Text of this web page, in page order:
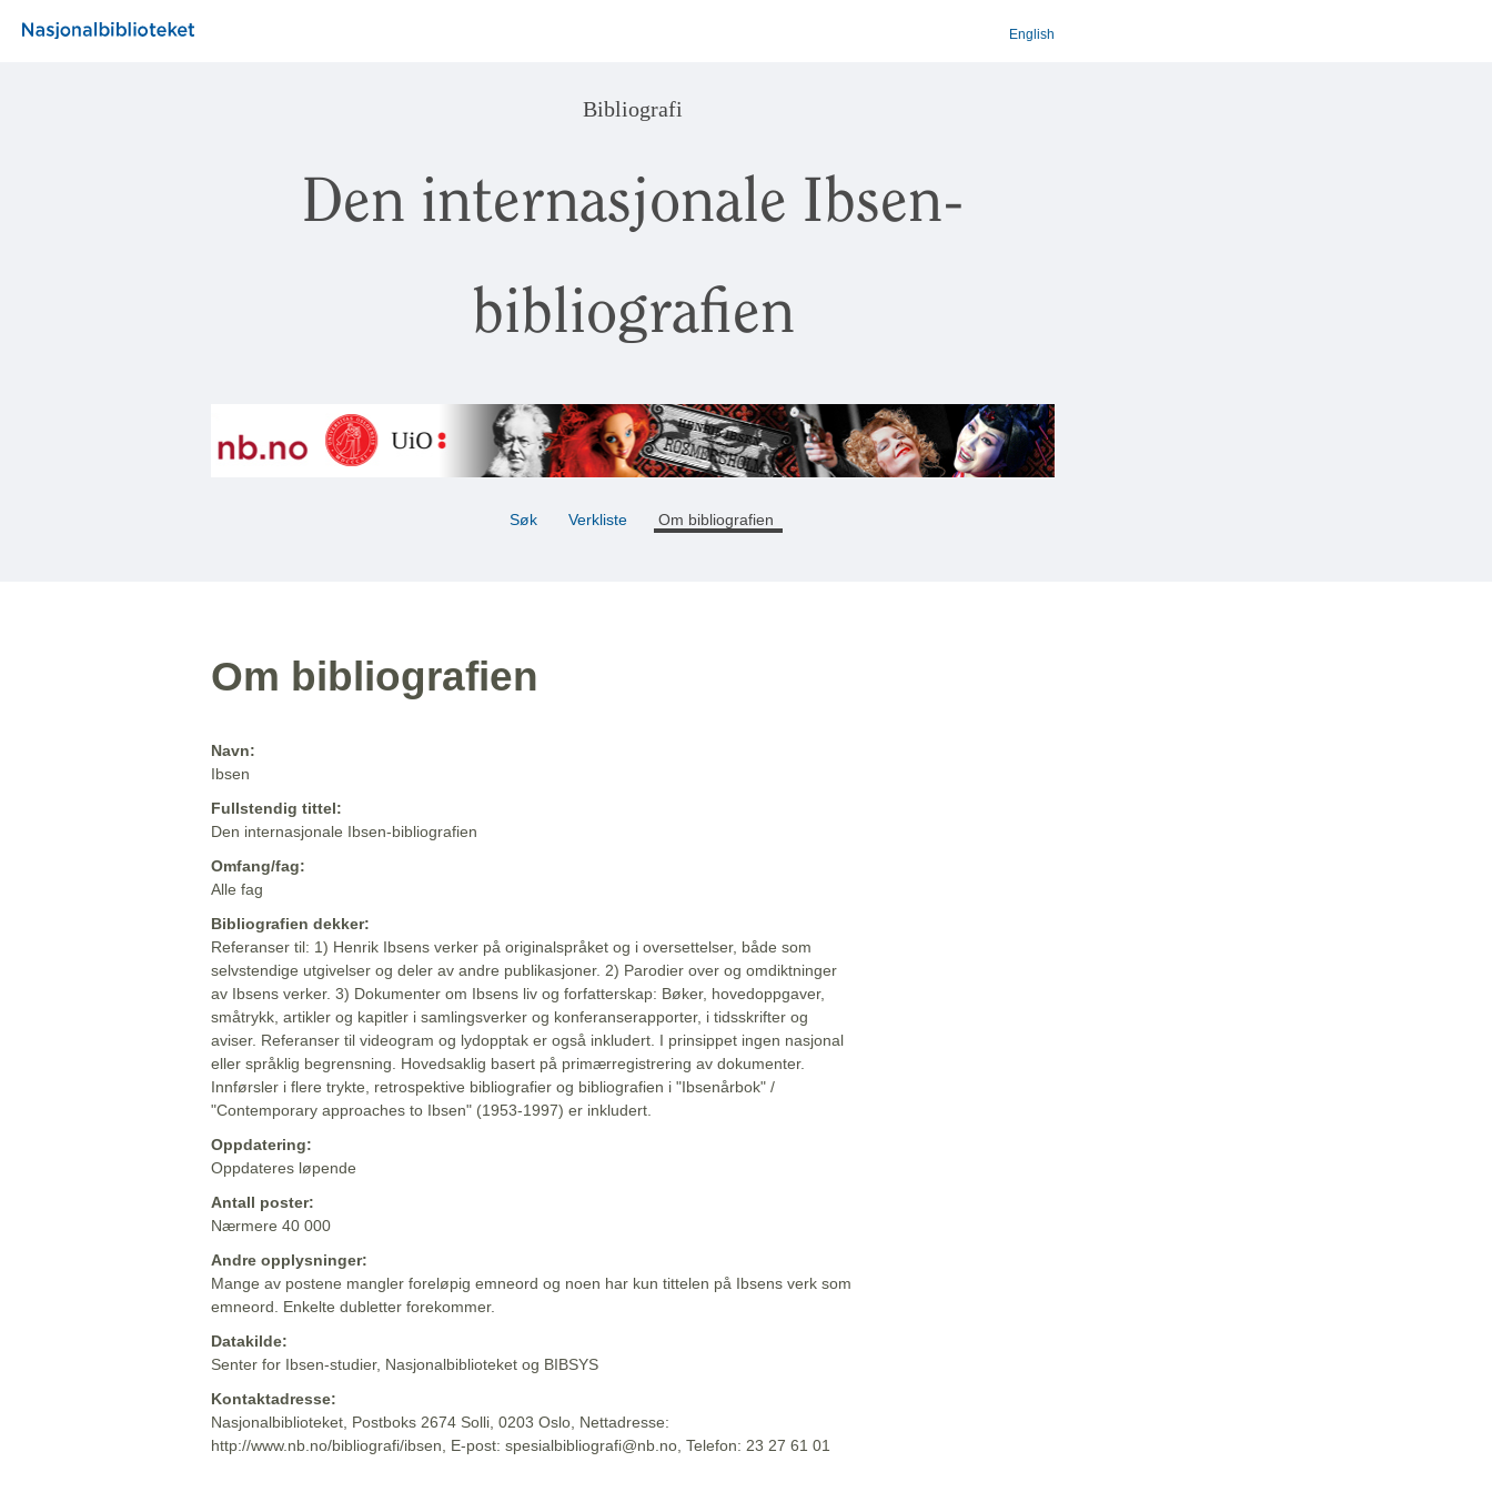
English
Bibliografi
Den internasjonale Ibsen-
bibliografien
Søk Verkliste Om bibliografien
Om bibliografien
Navn:
Ibsen
Fullstendig tittel:
Den internasjonale Ibsen-bibliografien
Omfang/fag:
Alle fag
Bibliografien dekker:
Referanser til: 1) Henrik Ibsens verker på originalspråket og i oversettelser, både som
selvstendige utgivelser og deler av andre publikasjoner. 2) Parodier over og omdiktninger
av Ibsens verker. 3) Dokumenter om Ibsens liv og forfatterskap: Bøker, hovedoppgaver,
småtrykk, artikler og kapitler i samlingsverker og konferanserapporter, i tidsskrifter og
aviser. Referanser til videogram og lydopptak er også inkludert. I prinsippet ingen nasjonal
eller språklig begrensning. Hovedsaklig basert på primærregistrering av dokumenter.
Innførsler i flere trykte, retrospektive bibliografier og bibliografien i "Ibsenårbok" /
"Contemporary approaches to Ibsen" (1953-1997) er inkludert.
Oppdatering:
Oppdateres løpende
Antall poster:
Nærmere 40 000
Andre opplysninger:
Mange av postene mangler foreløpig emneord og noen har kun tittelen på Ibsens verk som
emneord. Enkelte dubletter forekommer.
Datakilde:
Senter for Ibsen-studier, Nasjonalbiblioteket og BIBSYS
Kontaktadresse:
Nasjonalbiblioteket, Postboks 2674 Solli, 0203 Oslo, Nettadresse:
http://www.nb.no/bibliografi/ibsen, E-post: spesialbibliografi@nb.no, Telefon: 23 27 61 01